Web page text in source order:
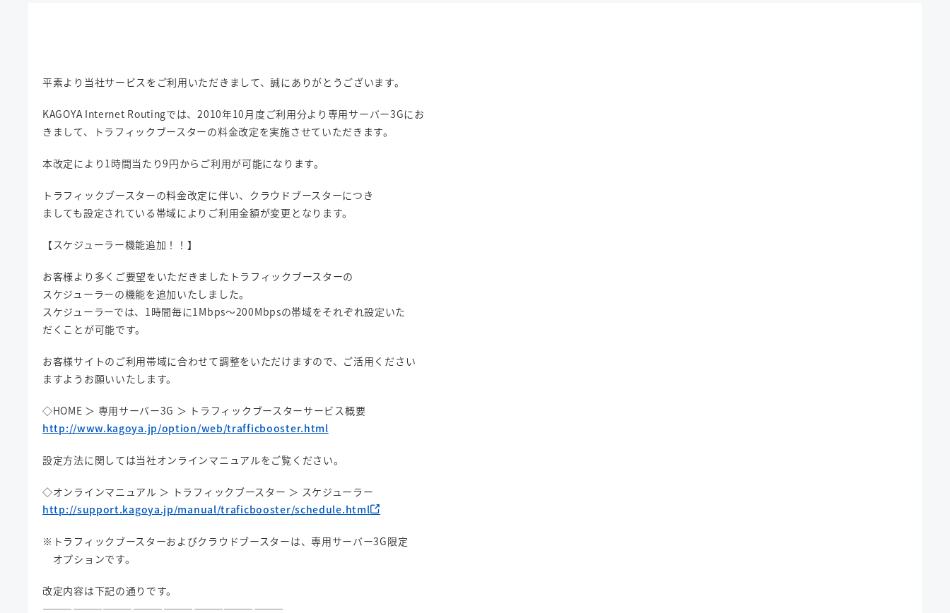
平素より当社サービスをご利用いただきまして、誠にありがとうございます。
KAGOYA Internet Routingでは、2010年10月度ご利用分より専用サーバー3Gにお
きまして、トラフィックブースターの料金改定を実施させていただきます。
本改定により1時間当たり9円からご利用が可能になります。
トラフィックブースターの料金改定に伴い、クラウドブースターにつき
ましても設定されている帯域によりご利用金額が変更となります。
【スケジューラー機能追加！！】
お客様より多くご要望をいただきましたトラフィックブースターの
スケジューラーの機能を追加いたしました。
スケジューラーでは、1時間毎に1Mbps～200Mbpsの帯域をそれぞれ設定いた
だくことが可能です。
お客様サイトのご利用帯域に合わせて調整をいただけますので、ご活用ください
ますようお願いいたします。
◇HOME ＞ 専用サーバー3G ＞ トラフィックブースターサービス概要
http://www.kagoya.jp/option/web/trafficbooster.html
設定方法に関しては当社オンラインマニュアルをご覧ください。
◇オンラインマニュアル ＞ トラフィックブースター ＞ スケジューラー
http://support.kagoya.jp/manual/traficbooster/schedule.html
※トラフィックブースターおよびクラウドブースターは、専用サーバー3G限定
オプションです。
改定内容は下記の通りです。
————————————————————————